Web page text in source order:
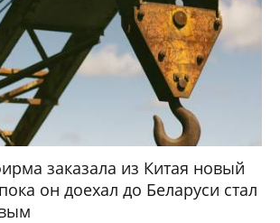
заказала из Китая новый
он доехал до Беларуси стал